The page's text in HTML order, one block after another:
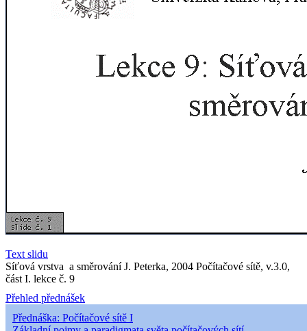
Text slidu
Síťová vrstva a směrování J. Peterka, 2004 Počítačové sítě, v.3.0,
část I. lekce č. 9
Přehled přednášek
Přednáška: Počítačové sítě I